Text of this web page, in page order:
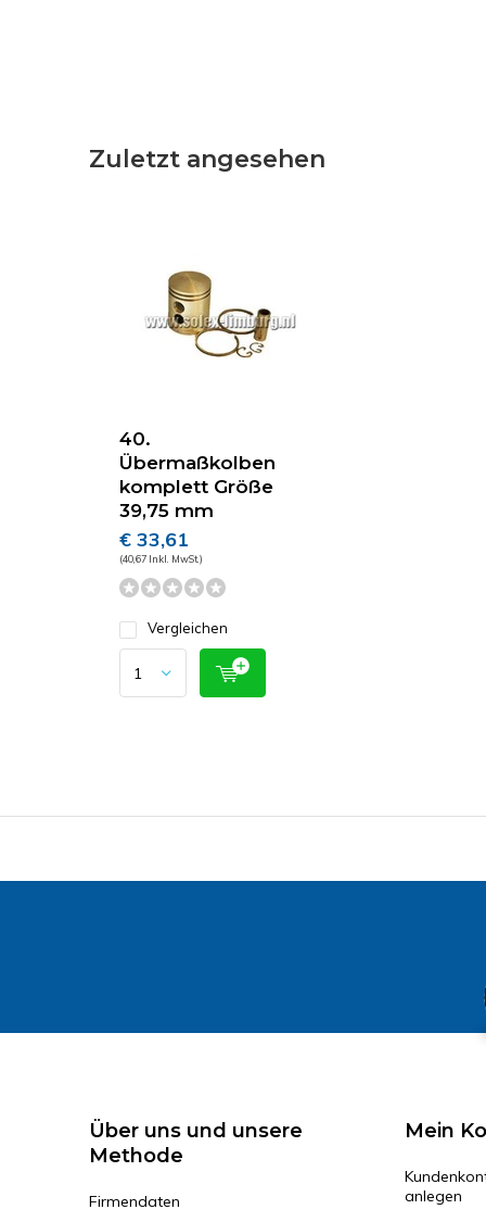
Zuletzt angesehen
40.
Übermaßkolben
komplett Größe
39,75 mm
€ 33,61
(40,67 Inkl. MwSt.)
Vergleichen
Über uns und unsere
Methode
Firmendaten
Mein
anlegen